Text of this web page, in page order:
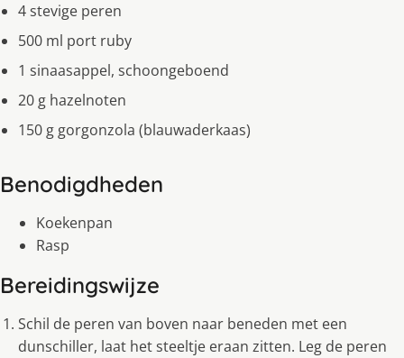
4 stevige peren
500 ml port ruby
1 sinaasappel, schoongeboend
20 g hazelnoten
150 g gorgonzola (blauwaderkaas)
Benodigdheden
Koekenpan
Rasp
Bereidingswijze
Schil de peren van boven naar beneden met een
dunschiller, laat het steeltje eraan zitten. Leg de peren